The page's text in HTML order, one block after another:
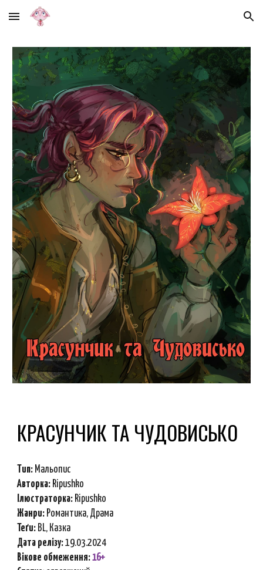
Skip to main content Skip to navigation
КРАСУНЧИК ТА ЧУДОВИСЬКО
Тип: Мальопис
Авторка: Ripushko
Ілюстраторка: Ripushko
Жанри: Романтика, Драма
Теґи: BL, Казка
Дата релізу:19.03.2024
Вікове обмеження:16+